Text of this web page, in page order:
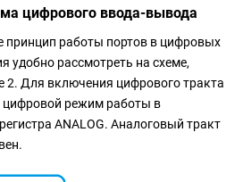
цифрового ввода-вывода
принцип работы портов в цифровых
удобно рассмотреть на схеме,
2. Для включения цифрового тракта
цифровой режим работы в
ANALOG. Аналоговый тракт